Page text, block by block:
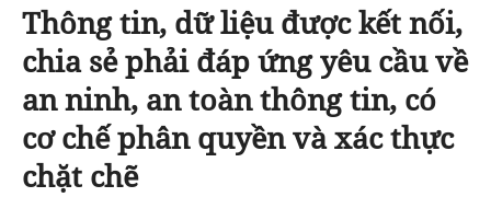
Thông tin, dữ liệu được kết nối,
chia sẻ phải đáp ứng yêu cầu về
an ninh, an toàn thông tin, có
cơ chế phân quyền và xác thực
chặt chẽ